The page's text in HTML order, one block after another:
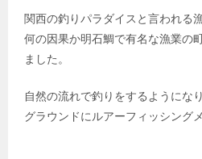
関西の釣りパラダイスと言われる
何の因果か明石鯛で有名な漁業の
ました。
自然の流れで釣りをするようにな
グラウンドにルアーフィッシング